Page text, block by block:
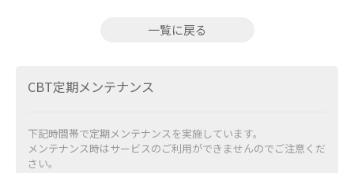
一覧に戻る
CBT定期メンテナンス
下記時間帯で定期メンテナンスを実施しています。
メンテナンス時はサービスのご利用ができませんのでご注意くだ
さい。